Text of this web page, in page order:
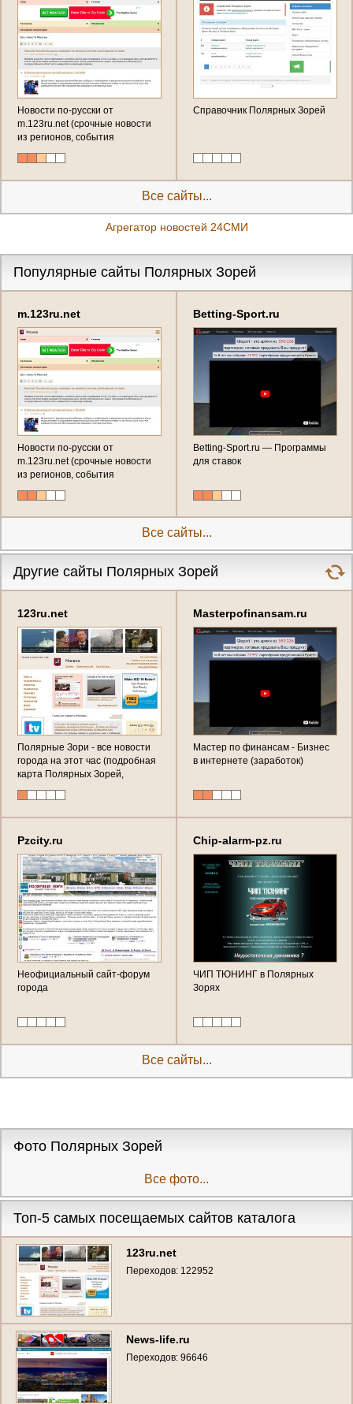
Новости по-русски от
m.123ru.net (срочные новости
из регионов, события
последнего часа, эксклюзивные
репортажи от первого лица - в
новостной ленте
Справочник Полярных Зорей
Все сайты...
Агрегатор новостей 24СМИ
Популярные сайты Полярных Зорей
m.123ru.net
Новости по-русски от
m.123ru.net (срочные новости
из регионов, события
репортажи от первого лица - в
новостной ленте
Betting-Sport.ru
Betting-Sport.ru — Программы
для ставок
Все сайты...
Другие сайты Полярных Зорей
123ru.net
Полярные Зори - все новости
города на этот час (подробная
карта Полярных Зорей,
блокнот главных городских
новостей за сегодня и
календарная лента событий,
Полярных Зорях с
ежеминутным обновлением)
Masterpofinansam.ru
Мастер по финансам - Бизнес
в интернете (заработок)
Pzcity.ru
Неофициальный сайт-форум
города
Chip-alarm-pz.ru
ЧИП ТЮНИНГ в Полярных
Зорях
Все сайты...
Фото Полярных Зорей
Все фото...
Топ-5 самых посещаемых сайтов каталога
123ru.net
Переходов: 122952
News-life.ru
Переходов: 96646